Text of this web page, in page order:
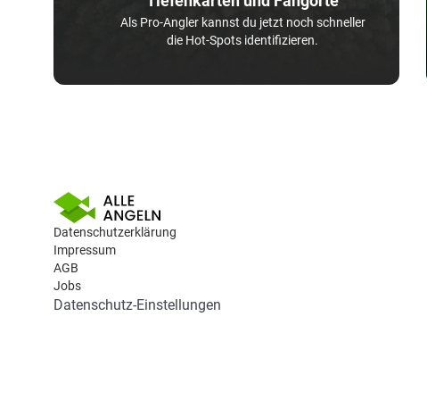
Als Pro-Angler kannst du jetzt noch schneller
die Hot-Spots identifizieren.
Datenschutzerklärung
Impressum
AGB
Jobs
Datenschutz-Einstellungen